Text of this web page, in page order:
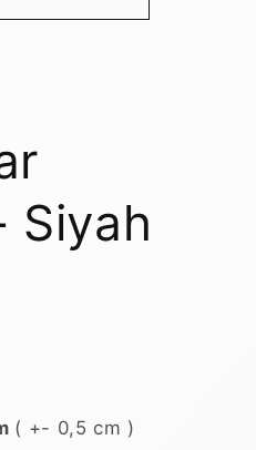
Siyah
( +- 0,5 cm )